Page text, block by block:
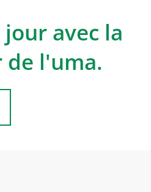
avec la
l'uma.